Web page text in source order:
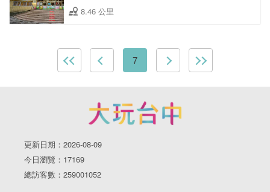
8.46 公里
7
更新日期：2026-08-09
今日瀏覽：17169
總訪客數：259001052